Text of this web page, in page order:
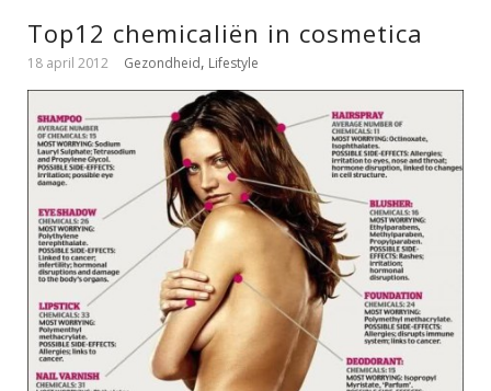
Top12 chemicaliën in cosmetica
18 april 2012 Gezondheid, Lifestyle